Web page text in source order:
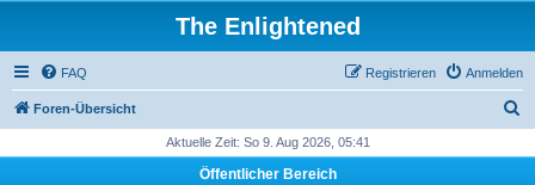
The Enlightened
FAQ Anmelden
Registrieren
Foren-Übersicht
Aktuelle Zeit: So 9. Aug 2026, 05:41
Öffentlicher Bereich